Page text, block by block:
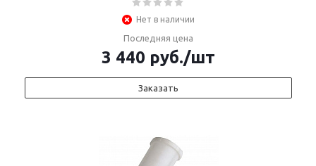
Нет в наличии
Последняя цена
3 440 руб./шт
Заказать